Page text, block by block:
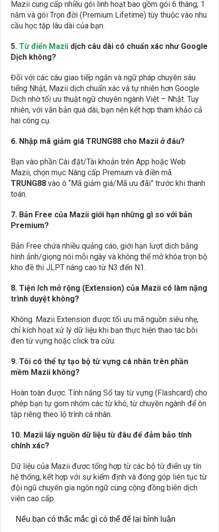
Mazii cung cấp nhiều gói linh hoạt bao gồm gói 6 tháng, 1
năm và gói Trọn đời (Premium Lifetime) tùy thuộc vào nhu
cầu học tập lâu dài của bạn.
5.Từ điển Mazii dịch câu dài có chuẩn xác như Google
Dịch không?
Đối với các câu giao tiếp ngắn và ngữ pháp chuyên sâu
tiếng Nhật, Mazii dịch chuẩn xác và tự nhiên hơn Google
Dịch nhờ tối ưu thuật ngữ chuyên ngành Việt – Nhật. Tuy
nhiên, với văn bản quá dài, bạn nên kết hợp tham khảo cả
hai công cụ.
6. Nhập mã giảm giá TRUNG88 cho Mazii ở đâu?
Bạn vào phần Cài đặt/Tài khoản trên App hoặc Web
Mazii, chọn mục Nâng cấp Premium và điền mã
TRUNG88 vào ô “Mã giảm giá/Mã ưu đãi” trước khi thanh
toán.
7. Bản Free của Mazii giới hạn những gì so với bản
Premium?
Bản Free chứa nhiều quảng cáo, giới hạn lượt dịch bằng
hình ảnh/giọng nói mỗi ngày và không thể mở khóa trọn bộ
kho đề thi JLPT nâng cao từ N3 đến N1.
8. Tiện ích mở rộng (Extension) của Mazii có làm nặng
trình duyệt không?
Không. Mazii Extension được tối ưu mã nguồn siêu nhẹ,
chỉ kích hoạt xử lý dữ liệu khi bạn thực hiện thao tác bôi
đen từ vựng hoặc click tra cứu.
9. Tôi có thể tự tạo bộ từ vựng cá nhân trên phần
mềm Mazii không?
Hoàn toàn được. Tính năng Sổ tay từ vựng (Flashcard) cho
phép bạn tự gom nhóm các từ khó, từ chuyên ngành để ôn
tập riêng theo lộ trình cá nhân.
10. Mazii lấy nguồn dữ liệu từ đâu để đảm bảo tính
chính xác?
Dữ liệu của Mazii được tổng hợp từ các bộ từ điển uy tín
hệ thống, kết hợp với sự kiểm định và đóng góp liên tục từ
đội ngũ chuyên gia ngôn ngữ cùng cộng đồng biên dịch
viên cao cấp.
Nếu bạn có thắc mắc gì có thể để lại bình luận